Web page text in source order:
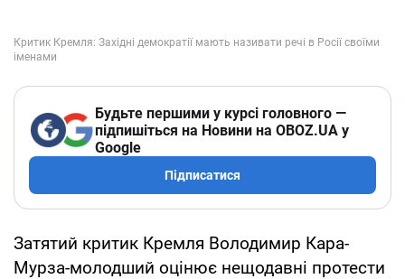
Будьте першими у курсі головного —
підпишіться на Новини на OBOZ.UA у
Google
Підписатися
Затятий критик Кремля Володимир Кара-
Мурза-молодший оцінює нещодавні протести